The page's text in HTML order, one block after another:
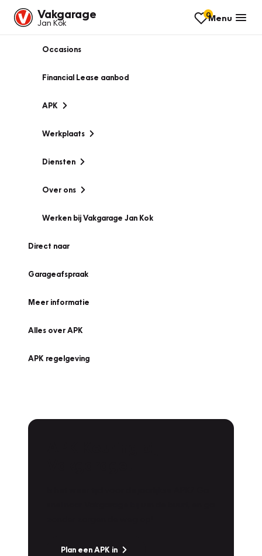
Vakgarage
Jan Kok
0Menu
Occasions
Financial Lease aanbod
APK
Werkplaats
Diensten
Over ons
Werken bij Vakgarage Jan Kok
Direct naar
Garageafspraak
Meer informatie
Alles over APK
APK regelgeving
Plan een APK in